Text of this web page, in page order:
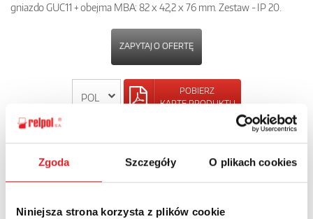
Zgoda Szczegóły O plikach cookies
Niniejsza strona korzysta z plików cookie
gniazdo GUC11 + obejma MBA: 82 x 42,2 x 76 mm. Zestaw - IP 20.
ZAPYTAJ O OFERTĘ
POBIERZ
KARTĘ PRODUKTU
POWRÓT